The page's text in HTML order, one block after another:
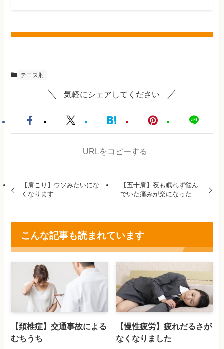
テニス肘
気軽にシェアしてください
URLをコピーする
【肩こり】ウソみたいにな
くなります
【五十肩】夜も眠れず悩ん
でいた痛みが楽になった
こんな記事も読まれています
【頚椎症】交通事故による
むちうち
【慢性疲労】疲れだるさが
なくなりました